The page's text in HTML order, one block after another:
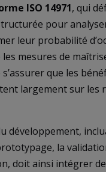
ISO 14971, qui
pour
leur probabilité
mesures de
s’assurer que les
largement sur les
développement,
la
doit ainsi intégrer